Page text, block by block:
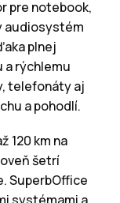
pre notebook,
audiosystém
plnej
a rýchlemu
telefonáty aj
a pohodlí.
120 km na
šetrí
SuperbOffice